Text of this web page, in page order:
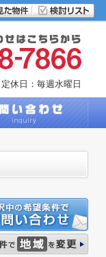
定休日：毎週水曜日